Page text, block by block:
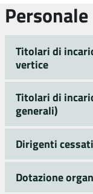
Personale
Titolari di
vertice
Titolari di
generali)
Dirigenti cessati
Dotazione